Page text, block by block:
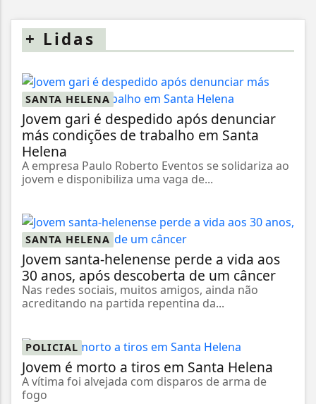
+ Lidas
SANTA HELENA
Jovem gari é despedido após denunciar
más condições de trabalho em Santa
Helena
A empresa Paulo Roberto Eventos se solidariza ao
jovem e disponibiliza uma vaga de...
SANTA HELENA
Jovem santa-helenense perde a vida aos
30 anos, após descoberta de um câncer
Nas redes sociais, muitos amigos, ainda não
acreditando na partida repentina da...
POLICIAL
Jovem é morto a tiros em Santa Helena
A vítima foi alvejada com disparos de arma de
fogo